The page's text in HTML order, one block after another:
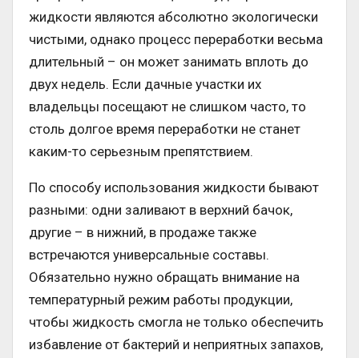
жидкости являются абсолютно экологически
чистыми, однако процесс переработки весьма
длительный – он может занимать вплоть до
двух недель. Если дачные участки их
владельцы посещают не слишком часто, то
столь долгое время переработки не станет
каким-то серьезным препятствием.
По способу использования жидкости бывают
разными: одни заливают в верхний бачок,
другие – в нижний, в продаже также
встречаются универсальные составы.
Обязательно нужно обращать внимание на
температурный режим работы продукции,
чтобы жидкость смогла не только обеспечить
избавление от бактерий и неприятных запахов,